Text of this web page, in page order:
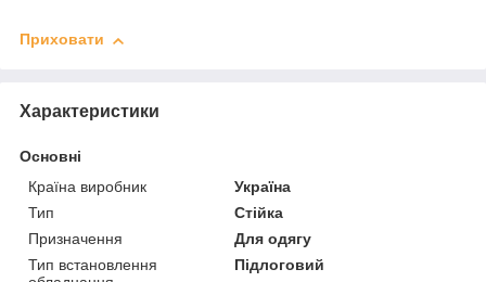
Приховати
Характеристики
Основні
Країна виробник
Україна
Тип
Стійка
Призначення
Для одягу
Тип встановлення
Підлоговий